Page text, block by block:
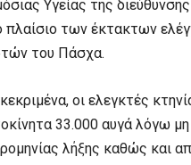
Υγείας της
πλαίσιο των έκτακτων
του Πάσχα.
οι ελεγκτές
33.000 αυγά λόγω
λήξης καθώς και